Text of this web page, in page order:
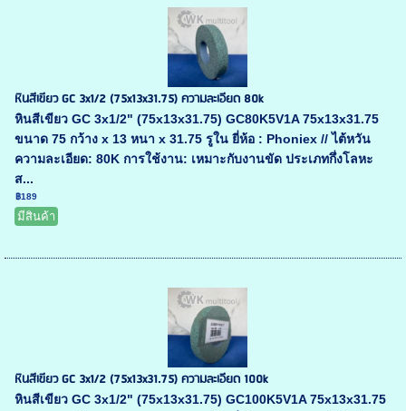
หินสีเขียว GC 3x1/2 (75x13x31.75) ความละเอียด 80k
หินสีเขียว GC 3x1/2" (75x13x31.75) GC80K5V1A 75x13x31.75
ขนาด 75 กว้าง x 13 หนา x 31.75 รูใน ยี่ห้อ : Phoniex // ไต้หวัน
ความละเอียด: 80K การใช้งาน: เหมาะกับงานขัด ประเภทกึ่งโลหะ
ส...
฿189
มีสินค้า
หินสีเขียว GC 3x1/2 (75x13x31.75) ความละเอียด 100k
หินสีเขียว GC 3x1/2" (75x13x31.75) GC100K5V1A 75x13x31.75